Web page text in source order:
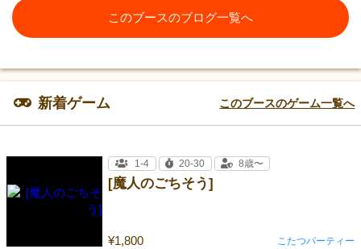
このブースのブログ一覧へ
新着ゲーム このブースのゲーム一覧へ
[魔人のごちそう]
¥1,800
1-4 20-30 8歳〜
こたつパーティー